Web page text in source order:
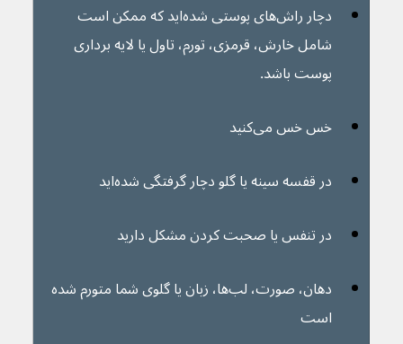
دچار راش‌های پوستی شده‌اید که ممکن است
شامل خارش، قرمزی، تورم، تاول یا لایه برداری
پوست باشد.
خس خس می‌کنید
در قفسه سینه یا گلو دچار گرفتگی شده‌اید
در تنفس یا صحبت کردن مشکل دارید
دهان، صورت، لب‌ها، زبان یا گلوی شما متورم شده
است